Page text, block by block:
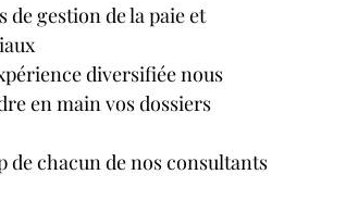
gestion de la paie et
diversifiée nous
en main vos dossiers
de chacun de nos consultants